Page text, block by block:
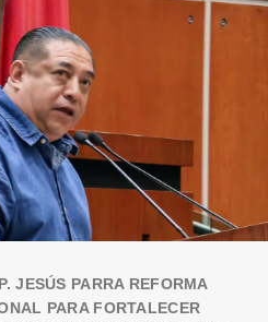
JESÚS PARRA REFORMA
PARA FORTALECER